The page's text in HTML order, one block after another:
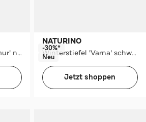
Sneaker 'Barefoot Amur' nachtblau
NATURINO
Winterstiefel 'Varna' schwarz
-30%*
Neu
Jetzt shoppen